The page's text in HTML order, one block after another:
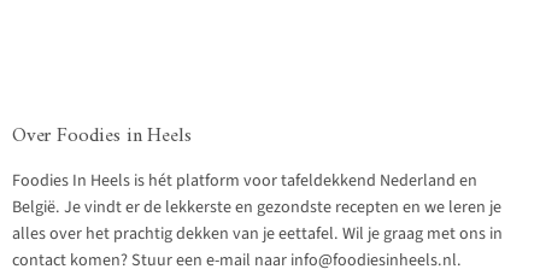
Over Foodies in Heels
Foodies In Heels is hét platform voor tafeldekkend Nederland en
België. Je vindt er de lekkerste en gezondste recepten en we leren je
alles over het prachtig dekken van je eettafel. Wil je graag met ons in
contact komen? Stuur een e-mail naar info@foodiesinheels.nl.